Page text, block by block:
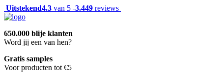
Uitstekend4.3 van 5 -3.449 reviews
650.000 blije klanten
Word jij een van hen?
Gratis samples
Voor producten tot €5